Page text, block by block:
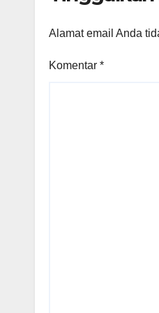
Alamat email Anda
Komentar *